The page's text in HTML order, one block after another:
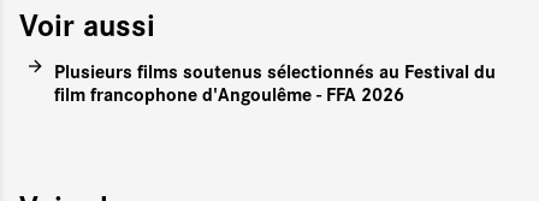
Voir aussi
Plusieurs films soutenus sélectionnés au Festival du
film francophone d'Angoulême - FFA 2026